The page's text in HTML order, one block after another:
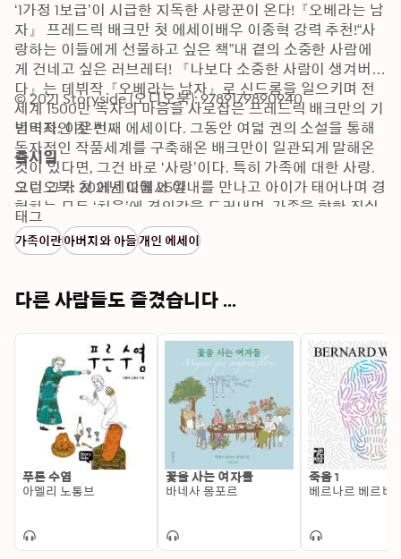
‘1가정 1보급’이 시급한 지독한 사랑꾼이 온다!『오베라는 남
자』 프레드릭 배크만 첫 에세이배우 이종혁 강력 추천!“사
랑하는 이들에게 선물하고 싶은 책”내 곁의 소중한 사람에
게 건네고 싶은 러브레터! 『나보다 소중한 사람이 생겨버렸
다』는 데뷔작『오베라는 남자』로 신드롬을 일으키며 전
세계 1500만 독자의 마음을 사로잡은 프레드릭 배크만의 기
념비적인 첫 번째 에세이다. 그동안 여덟 권의 소설을 통해
독자적인 작품세계를 구축해온 배크만이 일관되게 말해온
것이 있다면, 그건 바로 ‘사랑’이다. 특히 가족에 대한 사랑.
그런 그가 첫 에세이에서 아내를 만나고 아이가 태어나며 경
험하는 모든 ‘처음’에 경외감을 드러내며, 가족을 향한 진심
어린 사랑을 전한다. 특유의 엉뚱함과 위트, 장난기 어린 말
들 속에는 아내를 향한 고마움과 이 모든 글의 시작이 되어
에게 선물하고 싶은 책”이라는 배우 이종혁의 말처럼 지금,
로 마음을 표현해보자.목차아들에게핵심은 내가 너를 사랑
한다는 거야내 생애 가장 행복한 날두려움 없이 너를 사랑해
내가 슈퍼 히어로는 아니지만남자답다는 것의 진짜 의
미‘왜’라는 물음에 대한 답애틋하게 기억될 순간들시행보다
착오가 많지만 최선을 다하고 있어친절한 사람이 되었으면
좋겠어인생에서 친한 친구가 필요한 이유사랑에 대해 아는
건 별로 없지만내 인생 최고의 업적은 너를 만난 거야저자:
프레드릭 배크만 (Fredrik Backman)스웨덴의 한 블로거에
서 전 세계를 사로잡은 초대형 작가가 된 프레드릭 배크만.
그에서 처음 시작되었다. 수많은 독자들이 ‘오베’라는 캐릭
© 2021 Storyside (오디오북): 9789179890940
번역자: 이은선
출시일
오디오북: 2021년 12월 25일
태그
가족이란아버지와 아들개인 에세이
다른 사람들도 즐겼습니다 ...
푸른 수염
아멜리 노통브
꽃을 사는 여자들
바네사 몽포르
죽음 1
베르나르 베르베